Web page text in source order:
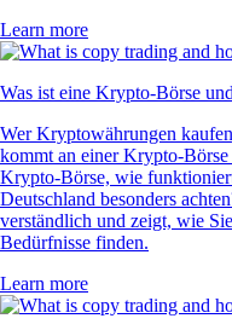
Learn more
Was ist eine Krypto-Börse
Wer Kryptowährungen
kommt an einer Krypto-
Krypto-Börse, wie
Deutschland besonders
verständlich und zeigt, wie
Bedürfnisse finden.
Learn more